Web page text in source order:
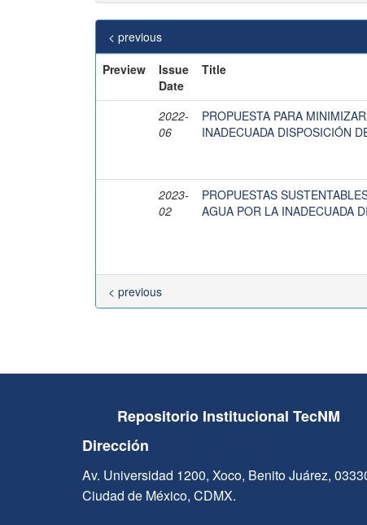
< previous
Preview
Issue
Date
Title
2022-
06
PROPUESTA PARA
INADECUADA DISPOSICIÓN
2023-
02
PROPUESTAS
AGUA POR LA INADECUADA
< previous
Repositorio Institucional TecNM
Dirección
Av. Universidad 1200, Xoco, Benito Juárez,
Ciudad de México, CDMX.